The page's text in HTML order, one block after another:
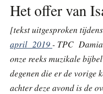
Het offer van
[tekst uitgesproken
april 2019 - TPC
onze reeks muzikale
degenen die er de vorige
achter deze avond is de